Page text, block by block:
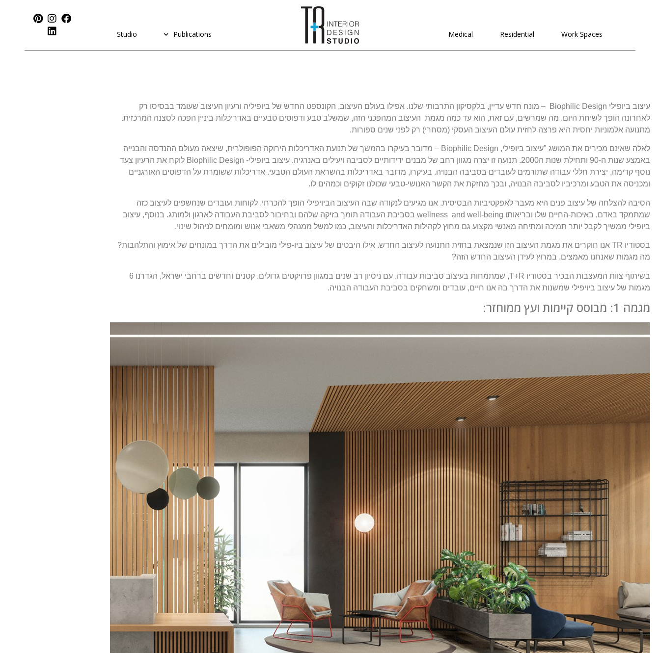
Work Spaces
Residential
Medical
Publications
Studio
סטודיו T+R
עיצוב ביופילי Biophilic Design – מונח חדש עדיין, בלקסיקון התרבותי שלנו. אפילו בעולם העיצוב, הקונספט החדש של ביופיליה ורעיון העיצוב שעומד בבסיסו רק
לאחרונה הופך לשיחת היום. מה שמרשים, עם זאת, הוא עד כמה מגמת העיצוב המהפכני הזה, שמשלב טבע ודפוסים טבעיים באדריכלות ביניין הפכה לסצנה המרכזית.
מתנועה אלמוניות יחסית היא פרצה לחזית עולם העיצוב העסקי (מסחרי) רק לפני שנים ספורות.
לאלה שאינם מכירים את המושג "עיצוב ביופילי, Biophilic Design – מדובר בעיקרו בהמשך של תנועת האדריכלות הירוקה הפופולרית, שיצאה מעולם ההנדסה והבנייה
באמצע שנות ה-90 ותחילת שנות ה2000. תנועה זו יצרה מגוון רחב של מבנים ידידותיים לסביבה ויעילים באנרגיה. עיצוב ביופילי- Biophilic Design לוקח את הרעיון צעד
נוסף קדימה, יצירת חללי עבודה שתורמים לעובדים בסביבה הבנויה. בעיקרו, מדובר באדריכלות בהשראת העולם הטבעי. אדריכלות ששומרת על הדפוסים האורגניים
ומכניסה את הטבע ומרכיביו לסביבה הבנויה, ובכך מחזקת את הקשר האנושי-טבעי שכולנו זקוקים וכמהים לו.
הסיבה להצלחה של עיצוב פנים היא מעבר לאפקטיביות הבסיסית. אנו מגיעים לנקודה שבה העיצוב הביויפילי הופך להכרחי. לקוחות ועובדים שנחשפים לעיצוב כזה
שמתמקד באדם, באיכות-החיים שלו ובריאותו wellness and well-being בסביבת העבודה תומך בזיקה שלהם ובחיבור לסביבת העבודה לארגון ולמותג. בנוסף, עיצוב
ביופילי ממשיך לקבל יותר תמיכה ומתיחה מאנשי מקצוע גם מחוץ לקהילות האדריכלות והעיצוב, כמו למשל ממנהלי משאבי אנוש ומומחים לניהול שינוי.
בסטודיו TR אנו חוקרים את מגמת העיצוב הזו שנמצאת בחזית התנועה לעיצוב החדש. אילו היבטים של עיצוב ביו-פילי מובילים את הדרך במונחים של אימוץ והתלהבות?
מה מגמות שאנחנו מאמצים, במרוץ לעידן העיצוב החדש הזה?
בשיתוף צוות המעצבות הבכיר בסטודיו T+R, שמתמחות בעיצוב סביבות עבודה, עם ניסיון רב שנים במגוון פרויקטים גדולים, קטנים וחדשים ברחבי ישראל, הגדרנו 6
מגמות של עיצוב ביויפילי שמשנות את הדרך בה אנו חיים, עובדים ומשחקים בסביבת העבודה הבנויה.
מגמה 1: מבוסס קיימות ועץ ממוחזר: